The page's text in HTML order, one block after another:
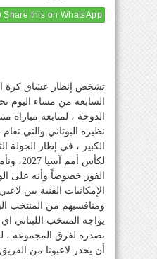
Share this on WhatsApp
تشخص إنظار عشاق كرة
السابعة من مساء اليوم
الدوحة ، لمتابعة مباراة
نظيره البوتاني والتي
الكبير ، في إطار الجولة
لكأس
الفوز خصوصاً وأنه على
الإمكانيات الفنية بين
ومنافسيهم من المنتخب
يواجه المنتخب اللبناني
تصدره لفرق المجموعة
أن يحذر لاعبونا من